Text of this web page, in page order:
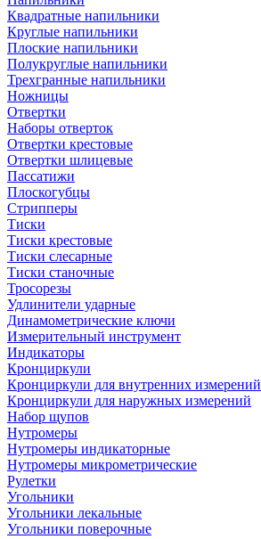
Квадратные напильники
Круглые напильники
Плоские напильники
Полукруглые напильники
Трехгранные напильники
Ножницы
Отвертки
Наборы отверток
Отвертки крестовые
Отвертки шлицевые
Пассатижи
Плоскогубцы
Стрипперы
Тиски
Тиски крестовые
Тиски слесарные
Тиски станочные
Тросорезы
Удлинители ударные
Динамометрические ключи
Измерительный инструмент
Индикаторы
Кронциркули
Кронциркули для внутренних измерений
Кронциркули для наружных измерений
Набор щупов
Нутромеры
Нутромеры индикаторные
Нутромеры микрометрические
Рулетки
Угольники
Угольники лекальные
Угольники поверочные